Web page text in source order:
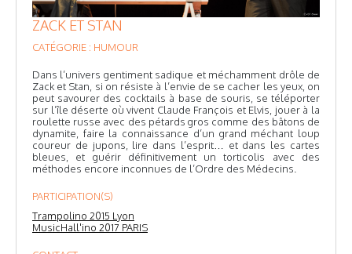
ZACK ET STAN
CATÉGORIE : HUMOUR
Dans l’univers gentiment sadique et méchamment drôle de
Zack et Stan, si on résiste à l’envie de se cacher les yeux, on
peut savourer des cocktails à base de souris, se téléporter
sur l’île déserte où vivent Claude François et Elvis, jouer à la
roulette russe avec des pétards gros comme des bâtons de
dynamite, faire la connaissance d’un grand méchant loup
coureur de jupons, lire dans l’esprit… et dans les cartes
bleues, et guérir définitivement un torticolis avec des
méthodes encore inconnues de l’Ordre des Médecins.
PARTICIPATION(S)
Trampolino 2015 Lyon
MusicHall'ino 2017 PARIS